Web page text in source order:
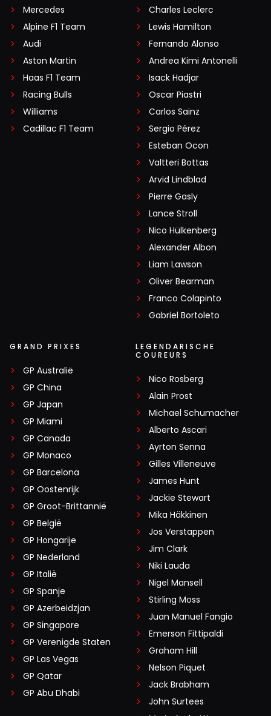
Mercedes
Alpine F1 Team
Audi
Aston Martin
Haas F1 Team
Racing Bulls
Williams
Cadillac F1 Team
Charles Leclerc
Lewis Hamilton
Fernando Alonso
Andrea Kimi Antonelli
Isack Hadjar
Oscar Piastri
Carlos Sainz
Sergio Pérez
Esteban Ocon
Valtteri Bottas
Arvid Lindblad
Pierre Gasly
Lance Stroll
Nico Hülkenberg
Alexander Albon
Liam Lawson
Oliver Bearman
Franco Colapinto
Gabriel Bortoleto
GRAND PRIXES
GP Australië
GP China
GP Japan
GP Miami
GP Canada
GP Monaco
GP Barcelona
GP Oostenrijk
GP Groot-Brittannië
GP België
GP Hongarije
GP Nederland
GP Italië
GP Spanje
GP Azerbeidzjan
GP Singapore
GP Verenigde Staten
GP Las Vegas
GP Qatar
GP Abu Dhabi
LEGENDARISCHE
COUREURS
Nico Rosberg
Alain Prost
Michael Schumacher
Alberto Ascari
Ayrton Senna
Gilles Villeneuve
James Hunt
Jackie Stewart
Mika Häkkinen
Jos Verstappen
Jim Clark
Niki Lauda
Nigel Mansell
Stirling Moss
Juan Manuel Fangio
Emerson Fittipaldi
Graham Hill
Nelson Piquet
Jack Brabham
John Surtees